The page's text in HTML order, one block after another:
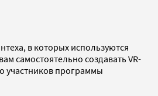
в которых используются
самостоятельно создавать VR-
участников программы